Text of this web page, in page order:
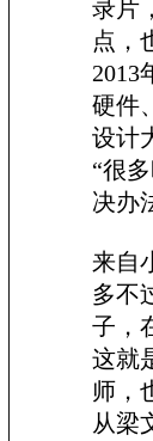
录片
点，
2013
硬件
设计
“很
决办
来自
多不
子，
这就
师，
从梁